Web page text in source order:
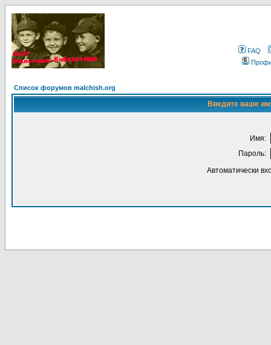
FAQ
Список форумов malchish.org
Введите ваше
Имя:
Пароль:
Автоматически